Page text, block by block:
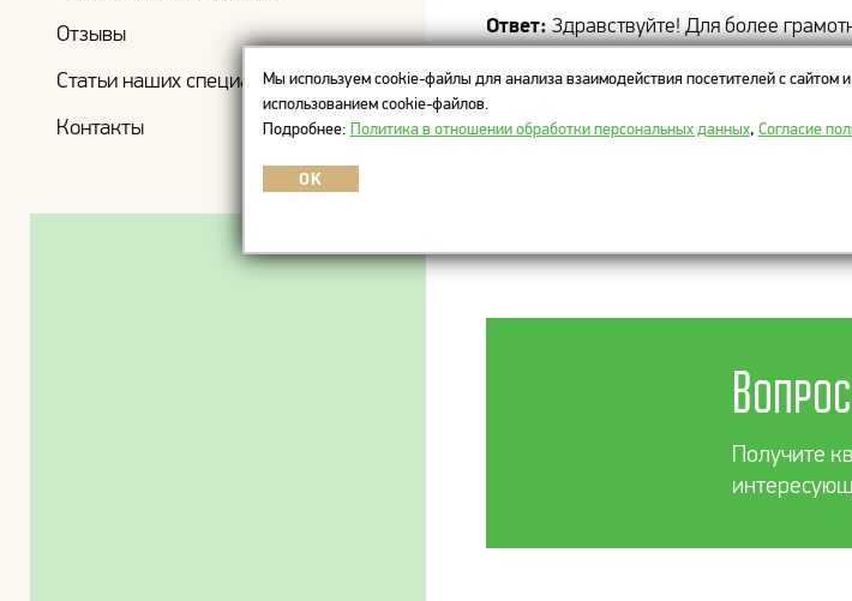
Отзывы
Статьи наших специалистов
Контакты
Ответ:Здравствуйте! Для более
трихологу и обязательно взяли с
давали другие специалисты и т.д. При
вопросы и дать соответствующие
Получите
Мы используем cookie-файлы для анализа взаимодействия посетителей с сайтом
использованием cookie-файлов.
Подробнее: Политика в отношении обработки персональных данных, Согласие
OK